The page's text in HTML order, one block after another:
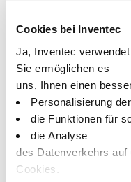
Cookies bei Inventec
Ja, Inventec
Sie ermöglichen es
uns, Ihnen einen
Personalisierung
die Funktionen für
die Analyse
des Datenverkehrs
Cookies.
Halogengehalt
Viskosität* (Pa.s bei
MERKMALE